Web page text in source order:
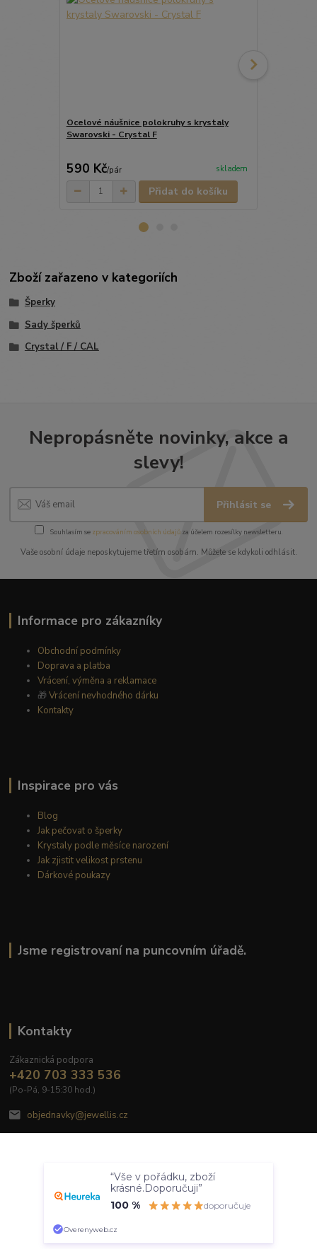
Ocelové náušnice polokruhy s krystaly
Swarovski - Crystal F
590 Kč/pár skladem
Přidat do košíku
Zboží zařazeno v kategoriích
Šperky
Sady šperků
Crystal / F / CAL
Nepropásněte novinky, akce a
slevy!
Přihlásit se
Souhlasím se zpracováním osobních údajůza účelem rozesílky newsletteru.
Vaše osobní údaje neposkytujeme třetím osobám. Můžete se kdykoli odhlásit.
Informace pro zákazníky
Obchodní podmínky
Doprava a platba
Vrácení, výměna a reklamace
🎁Vrácení nevhodného dárku
Kontakty
Inspirace pro vás
Blog
Jak pečovat o šperky
Krystaly podle měsíce narození
Jak zjistit velikost prstenu
Dárkové poukazy
Jsme registrovaní na puncovním úřadě.
Kontakty
Zákaznická podpora
+420 703 333 536
(Po-Pá, 9-15:30 hod.)
objednavky@jewellis.cz
Vytvořeno na
Nastavení Souhlasím
“Vše v pořádku, zboží
krásné.Doporučuji”
100 %
doporučuje
Overenyweb.cz